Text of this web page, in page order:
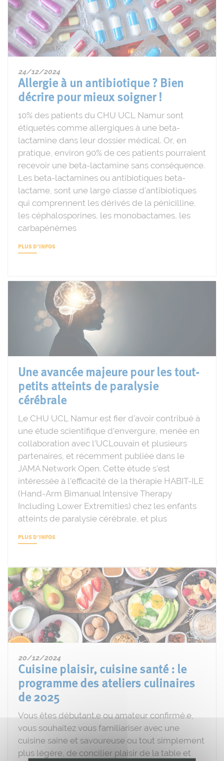
24/12/2024
Allergie à un antibiotique ? Bien
décrire pour mieux soigner !
10% des patients du CHU UCL Namur sont
étiquetés comme allergiques à une beta-
lactamine dans leur dossier médical. Or, en
pratique, environ 90% de ces patients pourraient
recevoir une beta-lactamine sans conséquence.
Les beta-lactamines ou antibiotiques beta-
lactame, sont une large classe d'antibiotiques
qui comprennent les dérivés de la pénicilline,
les céphalosporines, les monobactames, les
carbapénèmes
PLUS D'INFOS
Une avancée majeure pour les tout-
petits atteints de paralysie
cérébrale
Le CHU UCL Namur est fier d’avoir contribué à
une étude scientifique d’envergure, menée en
collaboration avec l’UCLouvain et plusieurs
partenaires, et récemment publiée dans le
JAMA Network Open. Cette étude s’est
intéressée à l’efficacité de la thérapie HABIT-ILE
(Hand-Arm Bimanual Intensive Therapy
Including Lower Extremities) chez les enfants
atteints de paralysie cérébrale, et plus
PLUS D'INFOS
20/12/2024
Cuisine plaisir, cuisine santé : le
programme des ateliers culinaires
de 2025
Vous êtes débutant.e ou amateur confirmé.e,
vous souhaitez vous familiariser avec une
cuisine saine et savoureuse ou tout simplement
plus légère, de concilier plaisir de la table et